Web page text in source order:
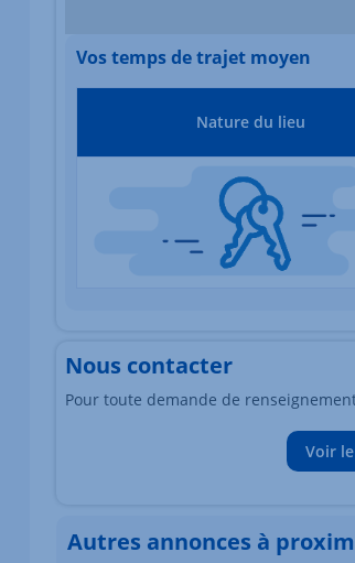
Vos temps de trajet moyen
Nature du lieu
Nous contacter
Pour toute demande de
Voir
Autres annonces à